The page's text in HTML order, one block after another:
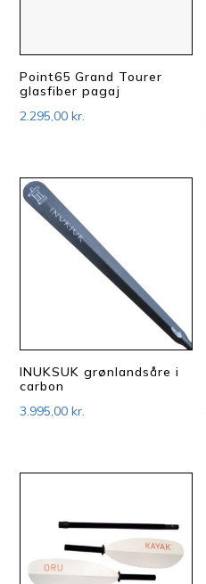
Point65 Grand Tourer
glasfiber pagaj
2.295,00kr.
INUKSUK grønlandsåre i
carbon
3.995,00kr.